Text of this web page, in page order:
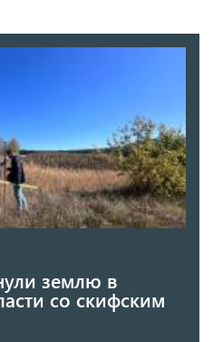
землю в
со скифским